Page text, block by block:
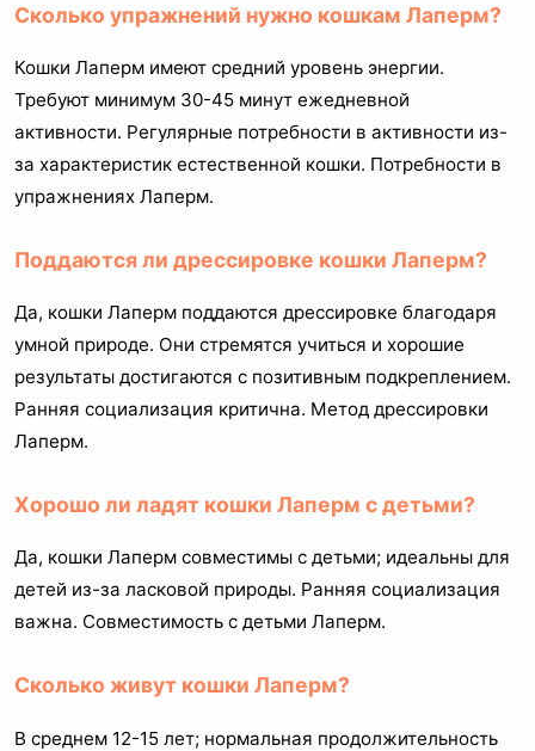
Сколько упражнений нужно кошкам Лаперм?
Кошки Лаперм имеют средний уровень энергии.
Требуют минимум 30-45 минут ежедневной
активности. Регулярные потребности в активности из-
за характеристик естественной кошки. Потребности в
упражнениях Лаперм.
Поддаются ли дрессировке кошки Лаперм?
Да, кошки Лаперм поддаются дрессировке благодаря
умной природе. Они стремятся учиться и хорошие
результаты достигаются с позитивным подкреплением.
Ранняя социализация критична. Метод дрессировки
Лаперм.
Хорошо ли ладят кошки Лаперм с детьми?
Да, кошки Лаперм совместимы с детьми; идеальны для
детей из-за ласковой природы. Ранняя социализация
важна. Совместимость с детьми Лаперм.
Сколько живут кошки Лаперм?
В среднем 12-15 лет; нормальная продолжительность